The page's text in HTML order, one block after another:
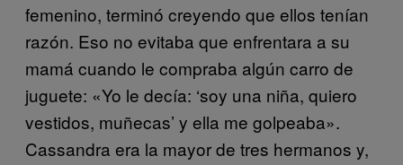
femenino, terminó creyendo que ellos tenían
razón. Eso no evitaba que enfrentara a su
mamá cuando le compraba algún carro de
juguete: «Yo le decía: ‘soy una niña, quiero
vestidos, muñecas’ y ella me golpeaba».
Cassandra era la mayor de tres hermanos y,